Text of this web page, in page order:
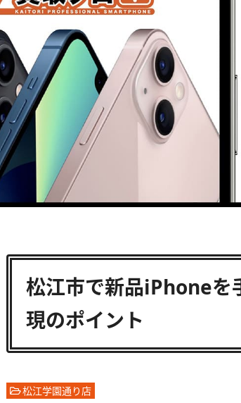
松江市で新品iPhoneを
現のポイント
松江学園通り店